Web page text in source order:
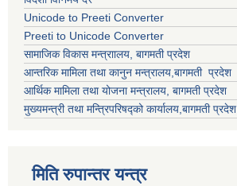
Unicode to Preeti Converter
Preeti to Unicode Converter
सामाजिक विकास मन्त्राालय, बागमती प्रदेश
आन्तरिक मामिला तथा कानुन मन्त्रालय,बागमती प्रदेश
आर्थिक मामिला तथा योजना मन्त्रालय, बागमती प्रदेश
मुख्यमन्त्री तथा मन्त्रिपरिषद्को कार्यालय,बागमती प्रदेश
मिति रुपान्तर यन्त्र